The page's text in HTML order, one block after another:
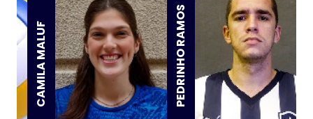
CAMILA MALUF PEDRINHO RAMOS